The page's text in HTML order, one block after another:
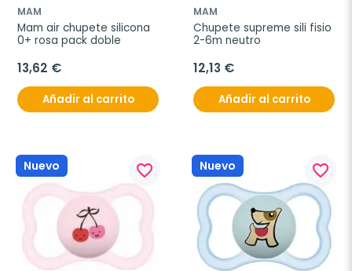
MAM
Mam air chupete silicona
0+ rosa pack doble
13,62 €
Añadir al carrito
MAM
Chupete supreme sili fisio
2-6m neutro
12,13 €
Añadir al carrito
Nuevo favorite_border Nuevo favorite_border